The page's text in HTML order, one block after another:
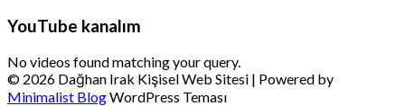
YouTube kanalım
No videos found matching your query.
© 2026 Dağhan Irak Kişisel Web Sitesi | Powered by
Minimalist BlogWordPress Teması